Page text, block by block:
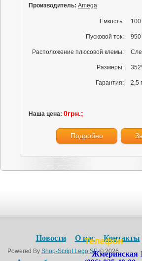
Производитель: Amega
Ёмкость: 100
Пусковой ток: 950
Расположение плюсовой клемы:
Размеры:
Гарантия: 2,5
Наша цена: 0грн.;
Подробно
Новости О нас Контакты
Powered By Shop-Script Lego SP© 2026
Телефон
Жмеринская